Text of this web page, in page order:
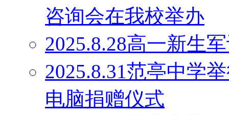
咨询会在我校举办
2025.8.28高一新生
2025.8.31范亭中学
电脑捐赠仪式